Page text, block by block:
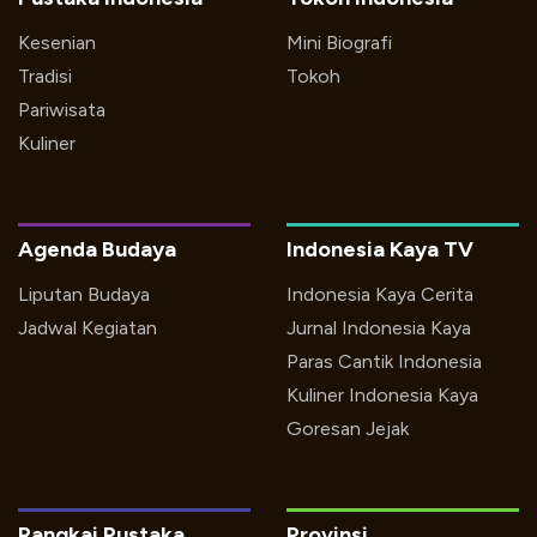
Kesenian
Tradisi
Pariwisata
Kuliner
Mini Biografi
Tokoh
Indonesia Kaya TV
Indonesia Kaya Cerita
Jurnal Indonesia Kaya
Paras Cantik Indonesia
Kuliner Indonesia Kaya
Goresan Jejak
Agenda Budaya
Liputan Budaya
Jadwal Kegiatan